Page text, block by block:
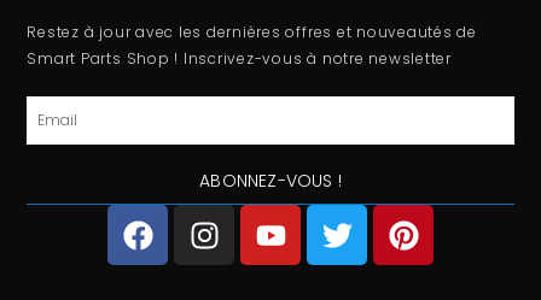
Restez à jour avec les dernières offres et nouveautés de
Smart Parts Shop ! Inscrivez-vous à notre newsletter
Email
ABONNEZ-VOUS !
F
a
c
I
n
s
Y
o
u
T
w
i
P
i
n